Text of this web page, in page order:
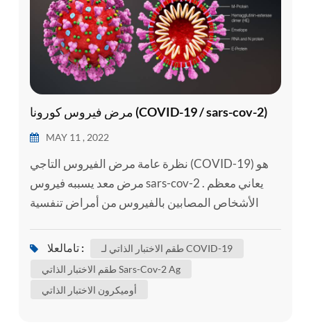
مرض فيروس كورونا (COVID-19 / sars-cov-2)
MAY 11 , 2022
نظرة عامة مرض الفيروس التاجي (COVID-19) هو
مرض معد يسببه فيروس sars-cov-2 . يعاني معظم
الأشخاص المصابين بالفيروس من أمراض تنفسية
خاص . ومع ذلك , سيصاب البعض بمرض خطير ويحتاج
حالات طبية أساسية مثل أمراض القلب والأوعية
الدموية , مرض السكري , مرض الجهاز التنفسي
تامالعلا :
طقم الاختبار الذاتي لـ COVID-19
طقم الاختبار الذاتي Sars-Cov-2 Ag
أوميكرون الاختبار الذاتي